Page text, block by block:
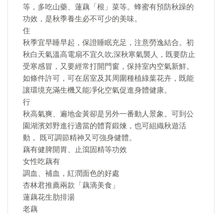
等，多吃山藥、蓮藕「根」菜等。蜂蜜有預防秋躁的
功效，是秋季養生必不可少的美味。
住
秋季宜早睡早起，保證睡眠充足，注意勞逸結合。初
秋白天氣溫高電扇不宜久吹;深秋寒氣襲人，既要防止
受寒感冒，又要經常打開門窗，保持室內空氣新鮮。
如條件許可，可在居室及其周圍種植綠葉花卉，既能
讓環境充滿生機又能凈化空氣促進身體健康。
行
秋高氣爽、遍地金黃卻是另外一番動人景象。可到公
園湖濱郊野進行適當的體育鍛煉，也可組織秋遊活
動， 既可調節精神又可強身健體。
藕有健脾開胃、止瀉固精等功效
女性吃藕有
調血、補血，紅潤面色的好處
杏林君推薦兩款「藕滴美食」
蓮藕花生肋排湯
老藕